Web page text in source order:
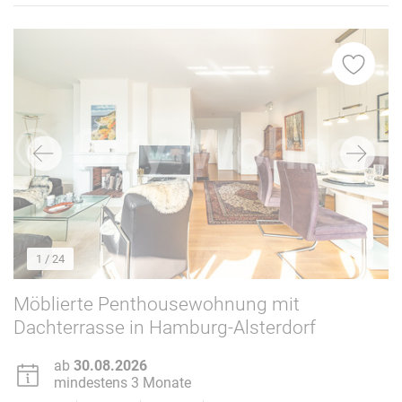
1 / 24
Möblierte Penthousewohnung mit
Dachterrasse in Hamburg-Alsterdorf
ab 30.08.2026
mindestens 3 Monate